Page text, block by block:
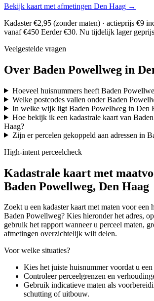
Bekijk kaart met afmetingen Den Haag →
Kadaster €2,95 (zonder maten) · actieprijs €9
vanaf €450 Eerder €30. Nu tijdelijk lager
Veelgestelde vragen
Over Baden Powellweg in
Hoeveel huisnummers heeft Baden
Welke postcodes vallen onder Baden
In welke wijk ligt Baden Powellweg in Den
Hoe bekijk ik een kadastrale kaart van
Haag?
Zijn er percelen gekoppeld aan adressen in
High-intent perceelcheck
Kadastrale kaart met
Baden Powellweg, Den Haag
Zoekt u een kadaster kaart met maten voor een
Baden Powellweg? Kies hieronder het adres,
gebruik het rapport wanneer u perceel maten,
afmetingen overzichtelijk wilt delen.
Voor welke situaties?
Kies het juiste huisnummer voordat u een
Controleer perceelgrenzen en
Gebruik indicatieve maten als
schutting of uitbouw.